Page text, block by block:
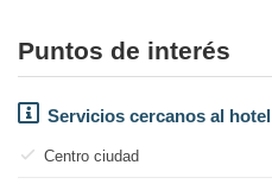
Puntos de interés
Servicios cercanos al hotel
Centro ciudad